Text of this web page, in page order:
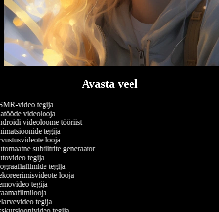
Avasta veel
video tegija
videolooja
videoloome tööriist
tegija
looja
subtiitrite generaator
tegija
tegija
looja
tegija
tegija